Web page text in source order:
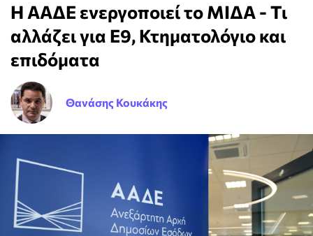
Η ΑΑΔΕ ενεργοποιεί το ΜΙΔΑ - Τι
αλλάζει για Ε9, Κτηματολόγιο και
επιδόματα
Θανάσης Κουκάκης